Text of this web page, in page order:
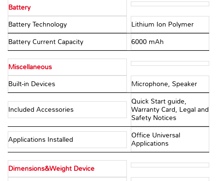
Battery
Battery Technology Lithium Ion Polymer
Battery Current Capacity 6000 mAh
Miscellaneous
Built-in Devices Microphone, Speaker
Included Accessories
Quick Start guide,
Warranty Card, Legal and
Safety Notices
Applications Installed
Office Universal
Applications
Dimensions&Weight Device